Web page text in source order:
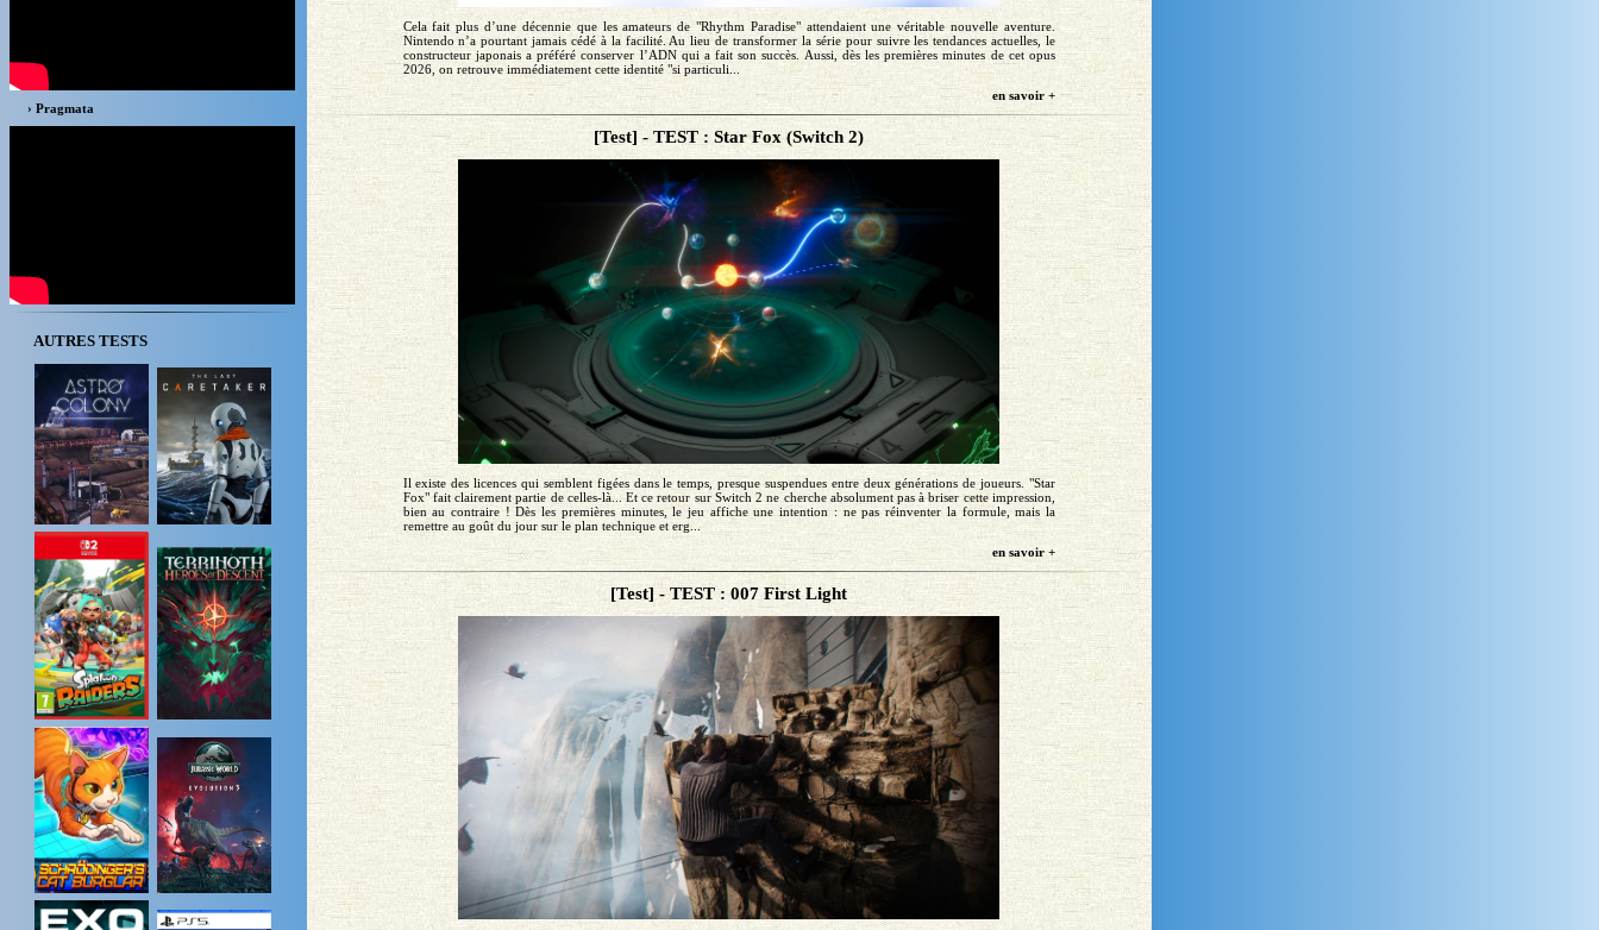
› Pragmata
AUTRES TESTS
Cela fait plus d’une décennie que les amateurs de "Rhythm Paradise" attendaient une véritable nouvelle aventure.
Nintendo n’a pourtant jamais cédé à la facilité. Au lieu de transformer la série pour suivre les tendances actuelles, le
constructeur japonais a préféré conserver l’ADN qui a fait son succès. Aussi, dès les premières minutes de cet opus
2026, on retrouve immédiatement cette identité "si particuli...
en savoir +
[Test] - TEST : Star Fox (Switch 2)
Il existe des licences qui semblent figées dans le temps, presque suspendues entre deux générations de joueurs. "Star
Fox" fait clairement partie de celles-là... Et ce retour sur Switch 2 ne cherche absolument pas à briser cette impression,
bien au contraire ! Dès les premières minutes, le jeu affiche une intention : ne pas réinventer la formule, mais la
remettre au goût du jour sur le plan technique et erg...
en savoir +
[Test] - TEST : 007 First Light